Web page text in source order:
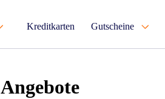
Kreditkarten Gutscheine